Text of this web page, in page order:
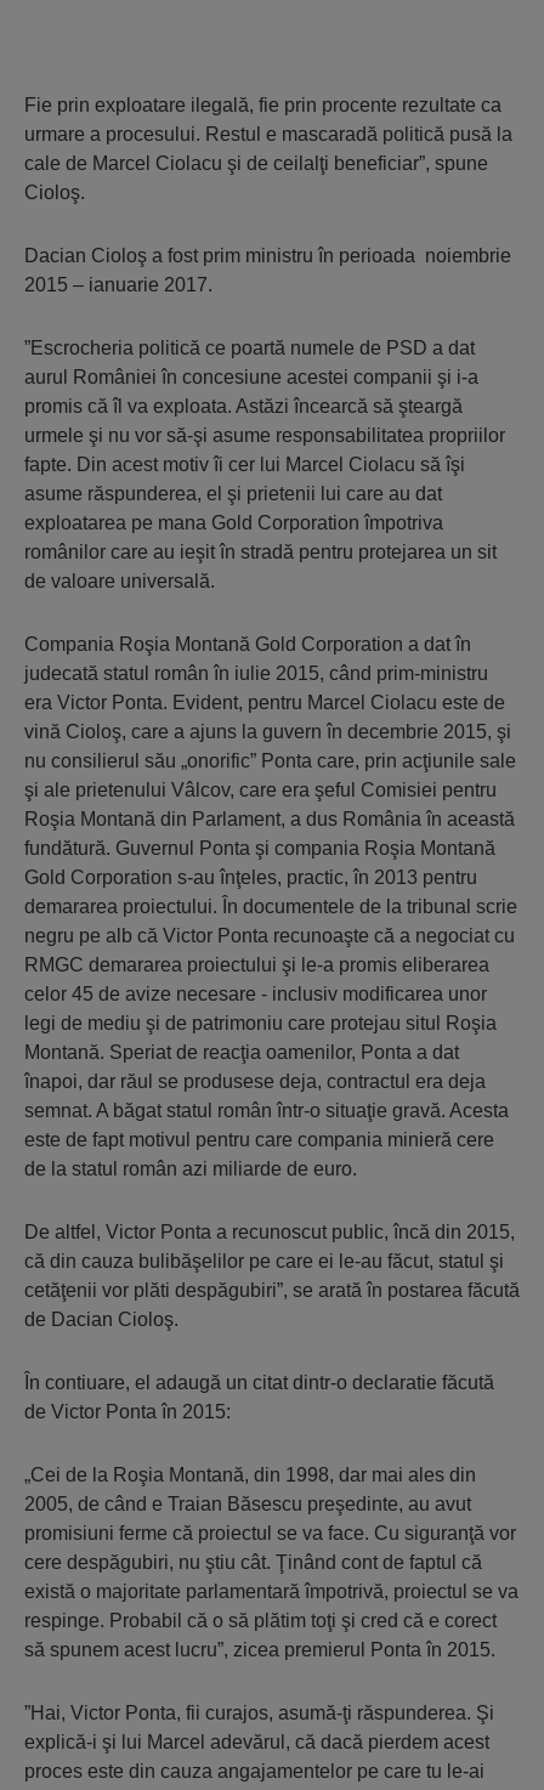
Fie prin exploatare ilegală, fie prin procente rezultate ca
urmare a procesului. Restul e mascaradă politică pusă la
cale de Marcel Ciolacu şi de ceilalţi beneficiar”, spune
Cioloş.
Dacian Cioloş a fost prim ministru în perioada noiembrie
2015 – ianuarie 2017.
”Escrocheria politică ce poartă numele de PSD a dat
aurul României în concesiune acestei companii şi i-a
promis că îl va exploata. Astăzi încearcă să şteargă
urmele şi nu vor să-şi asume responsabilitatea propriilor
fapte. Din acest motiv îi cer lui Marcel Ciolacu să îşi
asume răspunderea, el şi prietenii lui care au dat
exploatarea pe mana Gold Corporation împotriva
românilor care au ieşit în stradă pentru protejarea un sit
de valoare universală.
Compania Roşia Montană Gold Corporation a dat în
judecată statul român în iulie 2015, când prim-ministru
era Victor Ponta. Evident, pentru Marcel Ciolacu este de
vină Cioloş, care a ajuns la guvern în decembrie 2015, şi
nu consilierul său „onorific” Ponta care, prin acţiunile sale
şi ale prietenului Vâlcov, care era şeful Comisiei pentru
Roşia Montană din Parlament, a dus România în această
fundătură. Guvernul Ponta şi compania Roşia Montană
Gold Corporation s-au înţeles, practic, în 2013 pentru
demararea proiectului. În documentele de la tribunal scrie
negru pe alb că Victor Ponta recunoaşte că a negociat cu
RMGC demararea proiectului şi le-a promis eliberarea
celor 45 de avize necesare - inclusiv modificarea unor
legi de mediu şi de patrimoniu care protejau situl Roşia
Montană. Speriat de reacţia oamenilor, Ponta a dat
înapoi, dar răul se produsese deja, contractul era deja
semnat. A băgat statul român într-o situaţie gravă. Acesta
este de fapt motivul pentru care compania minieră cere
de la statul român azi miliarde de euro.
De altfel, Victor Ponta a recunoscut public, încă din 2015,
că din cauza bulibăşelilor pe care ei le-au făcut, statul şi
cetăţenii vor plăti despăgubiri”, se arată în postarea făcută
de Dacian Cioloş.
În contiuare, el adaugă un citat dintr-o declaratie făcută
de Victor Ponta în 2015:
„Cei de la Roşia Montană, din 1998, dar mai ales din
2005, de când e Traian Băsescu preşedinte, au avut
promisiuni ferme că proiectul se va face. Cu siguranţă vor
cere despăgubiri, nu ştiu cât. Ţinând cont de faptul că
există o majoritate parlamentară împotrivă, proiectul se va
respinge. Probabil că o să plătim toţi şi cred că e corect
să spunem acest lucru”, zicea premierul Ponta în 2015.
”Hai, Victor Ponta, fii curajos, asumă-ţi răspunderea. Şi
explică-i şi lui Marcel adevărul, că dacă pierdem acest
proces este din cauza angajamentelor pe care tu le-ai